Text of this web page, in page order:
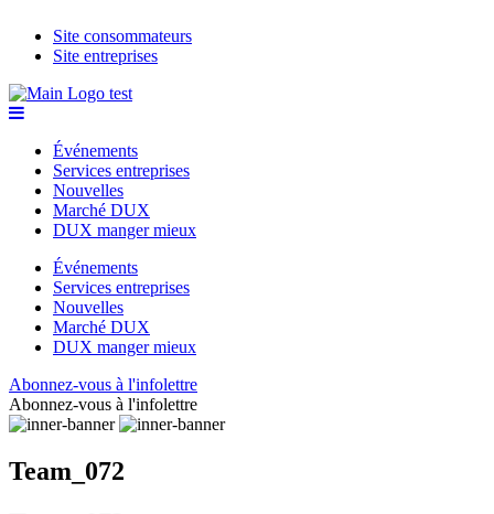
Site consommateurs
Site entreprises
Événements
Services entreprises
Nouvelles
Marché DUX
DUX manger mieux
Événements
Services entreprises
Nouvelles
Marché DUX
DUX manger mieux
Abonnez-vous à l'infolettre
Abonnez-vous à l'infolettre
Team_072